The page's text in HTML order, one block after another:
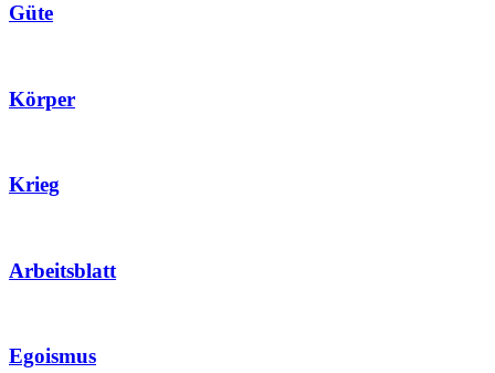
Güte
Körper
Krieg
Arbeitsblatt
Egoismus